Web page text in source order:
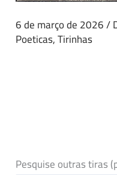
6 de março de 2026/
Poeticas,Tirinhas
Pesquise outras tiras